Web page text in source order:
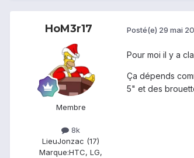
HoM3r17
Membre
8k
LieuJonzac (17)
Marque:HTC, LG,
Posté(e) 29 mai
Pour moi il y a
Ça dépends
5" et des